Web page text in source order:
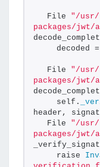
  File
"/usr/
packages/jwt/
decoded
  File
"/usr/
packages/jwt/
    self.
header,
  File
"/usr/
packages/jwt/
    raise